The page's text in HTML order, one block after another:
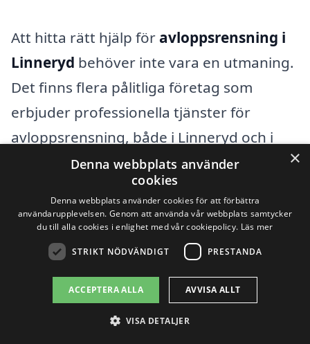
Att hitta rätt hjälp för avloppsrensning i
Linneryd behöver inte vara en utmaning.
Det finns flera pålitliga företag som
erbjuder professionella tjänster för
avloppsrensning, både i Linneryd och i
omgivande städer. Genom vår plattform
kan du enkelt få tillgång till olika offerter
från kvalificerade hantverkare, vilket
hjälper dig att göra ett informerat val.
När du söker efter företag för
avloppsrensning kan det vara bra att
tänka på att det inte bara handlar om att
×
Denna webbplats använder
cookies
Denna webbplats använder cookies för att förbättra
användarupplevelsen. Genom att använda vår webbplats samtycker
du till alla cookies i enlighet med vår cookiepolicy. Läs mer
STRIKT NÖDVÄNDIGT PRESTANDA
ACCEPTERA ALLA AVVISA ALLT
VISA DETALJER